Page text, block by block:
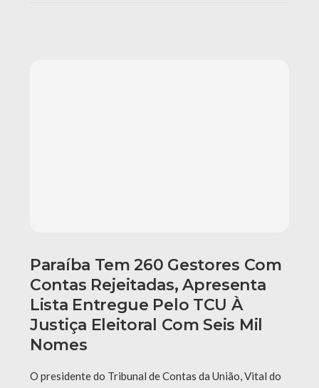
Paraíba Tem 260 Gestores Com
Contas Rejeitadas, Apresenta
Lista Entregue Pelo TCU À
Justiça Eleitoral Com Seis Mil
Nomes
O presidente do Tribunal de Contas da União, Vital do